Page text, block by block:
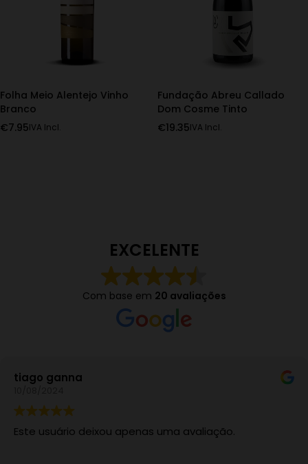
Folha Meio Alentejo Vinho
Branco
€7.95IVA Incl.
Fundação Abreu Callado
Dom Cosme Tinto
€19.35IVA Incl.
EXCELENTE
Com base em 20 avaliações
tiago ganna
Este usuário deixou apenas uma avaliação.